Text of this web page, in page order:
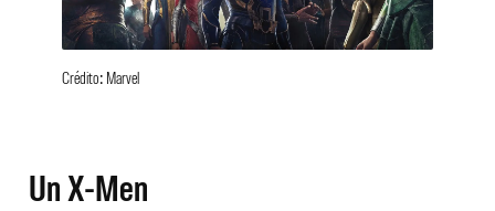
Crédito: Marvel
Un X-Men